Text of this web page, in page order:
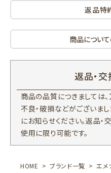
返品特
商品につい
返品・
商品の品質につきましては
不良・破損などがございま
にお知らせください。返品・
使用に限り可能です。
HOME ブランド一覧 エメ